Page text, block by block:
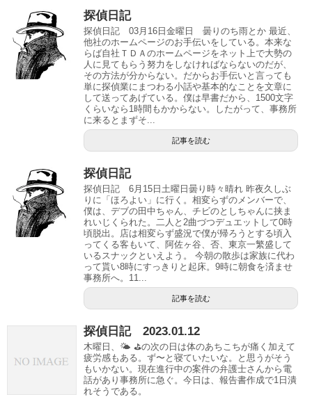
探偵日記
探偵日記 03月16日金曜日 曇りのち雨とか 最近、
他社のホームページのお手伝いをしている。本来な
らば自社ＴＤＡのホームページをネット上で大勢の
人に見てもらう努力をしなければならないのだが、
その方法が分からない。だからお手伝いと言っても
単に探偵業にまつわる小話や基本的なことを文章に
して送ってあげている。僕は早書だから、1500文字
くらいなら1時間もかからない。したがって、事務所
に来るとまずそ...
記事を読む
探偵日記
探偵日記 6月15日土曜日曇り時々晴れ 昨夜久しぶ
りに「ほろよい」に行く。相変らずのメンバーで、
僕は、デブの田中ちゃん、チビのとしちゃんに挟ま
れいじくられた。二人と2曲づつデュエットして0時
頃脱出。店は相変らず盛況で僕が帰ろうとする頃入
ってくる客もいて、阿佐ヶ谷、否、東京一繁盛して
いるスナックといえよう。 今朝の散歩は家族に代わ
って貰い8時にすっきりと起床。9時に朝食を済ませ
事務所へ。11...
記事を読む
探偵日記 2023.01.12
木曜日、🌤 ⛳️の次の日は体のあちこちが痛く加えて
疲労感もある。ず〜と寝ていたいな。と思うがそう
もいかない。現在進行中の案件の弁護士さんから電
話があり事務所に急ぐ。今日は、報告書作成で1日潰
れそうである。